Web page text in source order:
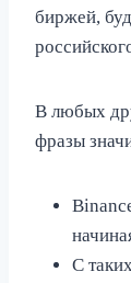
биржей,
В любых
фразы
С